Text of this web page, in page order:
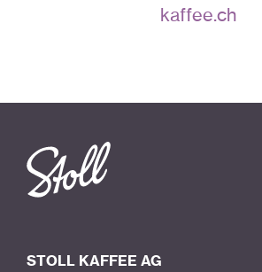
kaffee.ch
STOLL KAFFEE AG